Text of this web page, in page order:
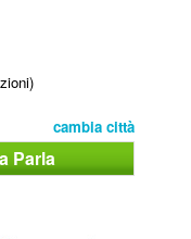
cambia città
Parla